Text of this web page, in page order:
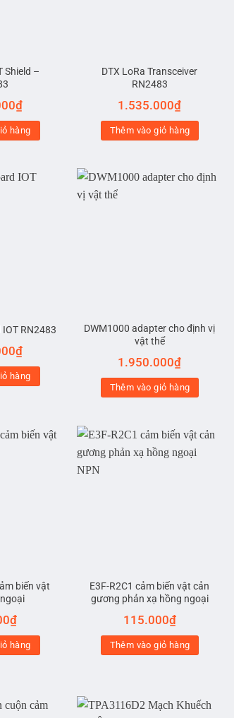
Shield –
₫
hàng
DTX LoRa Transceiver
RN2483
1.535.000₫
Thêm vào giỏ hàng
RN2483
₫
hàng
DWM1000 adapter cho định vị
vật thể
1.950.000₫
Thêm vào giỏ hàng
biến vật
₫
hàng
E3F-R2C1 cảm biến vật cản
gương phản xạ hồng ngoại
115.000₫
Thêm vào giỏ hàng